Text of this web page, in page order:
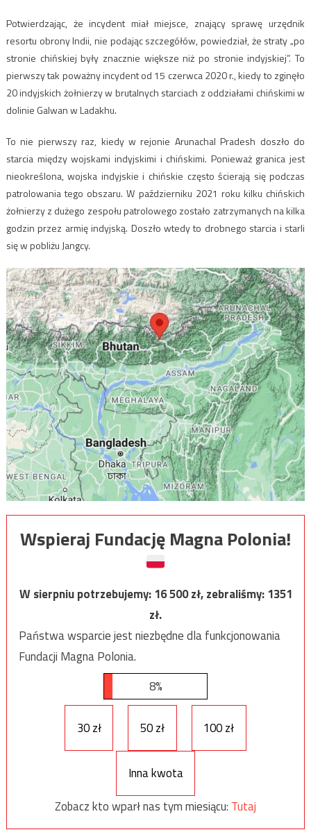
Potwierdzając, że incydent miał miejsce, znający sprawę urzędnik
resortu obrony Indii, nie podając szczegółów, powiedział, że straty „po
stronie chińskiej były znacznie większe niż po stronie indyjskiej”. To
pierwszy tak poważny incydent od 15 czerwca 2020 r., kiedy to zginęło
20 indyjskich żołnierzy w brutalnych starciach z oddziałami chińskimi w
dolinie Galwan w Ladakhu.
To nie pierwszy raz, kiedy w rejonie Arunachal Pradesh doszło do
starcia między wojskami indyjskimi i chińskimi. Ponieważ granica jest
nieokreślona, ​​wojska indyjskie i chińskie często ścierają się podczas
patrolowania tego obszaru. W październiku 2021 roku kilku chińskich
żołnierzy z dużego zespołu patrolowego zostało zatrzymanych na kilka
godzin przez armię indyjską. Doszło wtedy to drobnego starcia i starli
się w pobliżu Jangcy.
Wspieraj Fundację Magna Polonia!
W sierpniu potrzebujemy:16 500zł, zebraliśmy:1351
zł.
Państwa wsparcie jest niezbędne dla funkcjonowania
Fundacji Magna Polonia.
8%
30 zł 50 zł 100 zł
Inna kwota
Zobacz kto wparł nas tym miesiącu: Tutaj